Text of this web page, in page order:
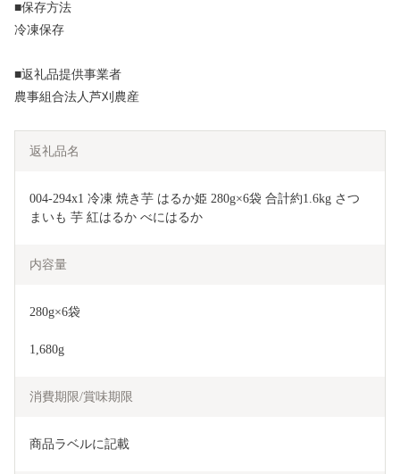
■保存方法
冷凍保存
■返礼品提供事業者
農事組合法人芦刈農産
返礼品名
004-294x1 冷凍 焼き芋 はるか姫 280g×6袋 合計約1.6kg さつ
まいも 芋 紅はるか べにはるか
内容量
280g×6袋
1,680g
消費期限/賞味期限
商品ラベルに記載